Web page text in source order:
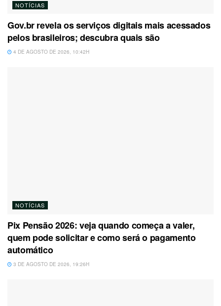
NOTÍCIAS
Gov.br revela os serviços digitais mais acessados
pelos brasileiros; descubra quais são
4 DE AGOSTO DE 2026, 10:42H
NOTÍCIAS
Pix Pensão 2026: veja quando começa a valer,
quem pode solicitar e como será o pagamento
automático
3 DE AGOSTO DE 2026, 19:26H